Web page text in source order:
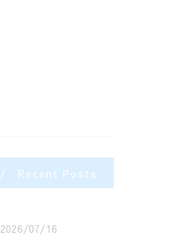
Recent Posts
2026/07/16